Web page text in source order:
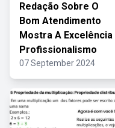
Redação Sobre O
Bom Atendimento
Mostra A Excelência
Profissionalismo
07 September 2024